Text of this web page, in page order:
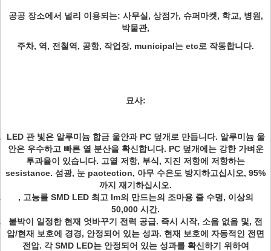
공공 장소에서 널리 이용되는: 사무실, 상점가, 슈퍼마켓, 학교, 병원,
박물관,
주차, 역, 전철역, 공항, 작업장, municipal는 etc로 작동합니다.
묘사:
LED 관 빛은 알루미늄 합금 울안과 PC 덮개로 만듭니다. 알루미늄 울
안은 우수하고 빠른 열 분산을 확신합니다. PC 덮개에는 강한 가벼운
투과율이 있습니다. 고열 저항, 부식, 지진 저항에 저항하는
sesistance. 섬광, 눈 paotection, 아무 수은도 방지하고십시오, 95%
까지 재기하십시오.
, 고능률 SMD LED 최고 Im의 만드는의 조마용 줄 수명, 이상의
50,000 시간.
붙박이 일정한 현재 엇바꾸기 전력 공급. 즉시 시작, 소음 없음 및, 전
압/현재 보호에 경경, 안정되어 있는 성과. 현재 보호에 자동적인 전면
전압. 각 SMD LED는 안정되어 있는 성과를 확신하기 위하여